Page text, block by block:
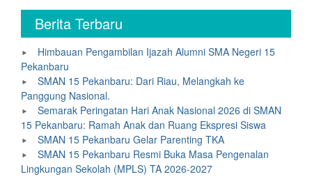
Berita Terbaru
Himbauan Pengambilan Ijazah Alumni SMA Negeri 15
Pekanbaru
SMAN 15 Pekanbaru: Dari Riau, Melangkah ke
Panggung Nasional.
Semarak Peringatan Hari Anak Nasional 2026 di SMAN
15 Pekanbaru: Ramah Anak dan Ruang Ekspresi Siswa
SMAN 15 Pekanbaru Gelar Parenting TKA
SMAN 15 Pekanbaru Resmi Buka Masa Pengenalan
Lingkungan Sekolah (MPLS) TA 2026-2027